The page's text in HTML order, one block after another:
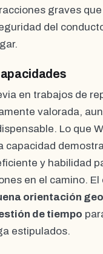
graves
del
en trabajos de
valorada,
Lo que
capacidad
y habilidad
en el camino. El
orientación
de tiempo
estipulados.